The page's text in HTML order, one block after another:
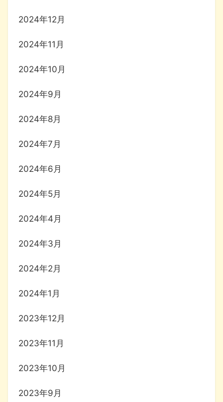
2024年12月
2024年11月
2024年10月
2024年9月
2024年8月
2024年7月
2024年6月
2024年5月
2024年4月
2024年3月
2024年2月
2024年1月
2023年12月
2023年11月
2023年10月
2023年9月